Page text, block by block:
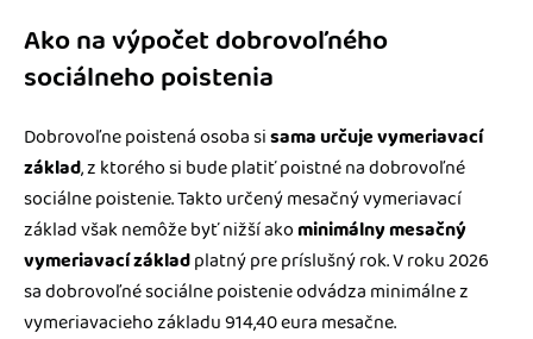
Ako na výpočet dobrovoľného
sociálneho poistenia
Dobrovoľne poistená osoba sisama určuje vymeriavací
základ, z ktorého si bude platiť poistné na dobrovoľné
sociálne poistenie. Takto určený mesačný vymeriavací
základ však nemôže byť nižší akominimálny mesačný
vymeriavací základplatný pre príslušný rok. V roku 2026
sa dobrovoľné sociálne poistenie odvádza minimálne z
vymeriavacieho základu 914,40 eura mesačne.